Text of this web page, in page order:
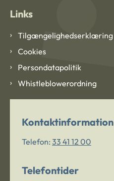
Links
Tilgængelighedserklæring
Cookies
Persondatapolitik
Whistleblowerordning
Kontaktinformation
Telefon: 33 41 12 00
Telefontider